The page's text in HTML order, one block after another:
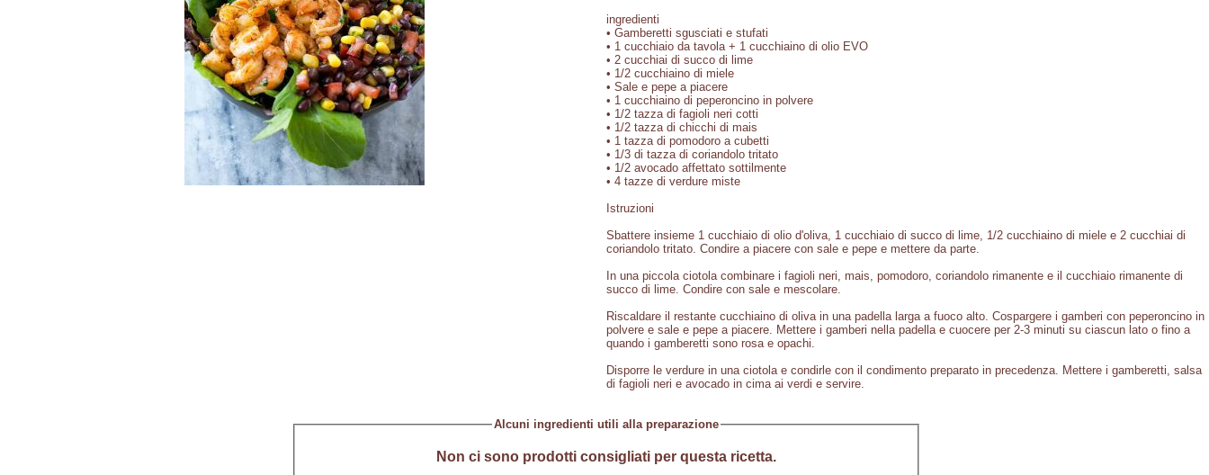
ingredienti
• Gamberetti sgusciati e stufati
• 1 cucchiaio da tavola + 1 cucchiaino di olio EVO
• 2 cucchiai di succo di lime
• 1/2 cucchiaino di miele
• Sale e pepe a piacere
• 1 cucchiaino di peperoncino in polvere
• 1/2 tazza di fagioli neri cotti
• 1/2 tazza di chicchi di mais
• 1 tazza di pomodoro a cubetti
• 1/3 di tazza di coriandolo tritato
• 1/2 avocado affettato sottilmente
• 4 tazze di verdure miste
Istruzioni
Sbattere insieme 1 cucchiaio di olio d'oliva, 1 cucchiaio di succo di lime, 1/2 cucchiaino di miele e 2 cucchiai di
coriandolo tritato. Condire a piacere con sale e pepe e mettere da parte.
In una piccola ciotola combinare i fagioli neri, mais, pomodoro, coriandolo rimanente e il cucchiaio rimanente di
succo di lime. Condire con sale e mescolare.
Riscaldare il restante cucchiaino di oliva in una padella larga a fuoco alto. Cospargere i gamberi con peperoncino in
polvere e sale e pepe a piacere. Mettere i gamberi nella padella e cuocere per 2-3 minuti su ciascun lato o fino a
quando i gamberetti sono rosa e opachi.
Disporre le verdure in una ciotola e condirle con il condimento preparato in precedenza. Mettere i gamberetti, salsa
di fagioli neri e avocado in cima ai verdi e servire.
Alcuni ingredienti utili alla preparazione
Non ci sono prodotti consigliati per questa ricetta.